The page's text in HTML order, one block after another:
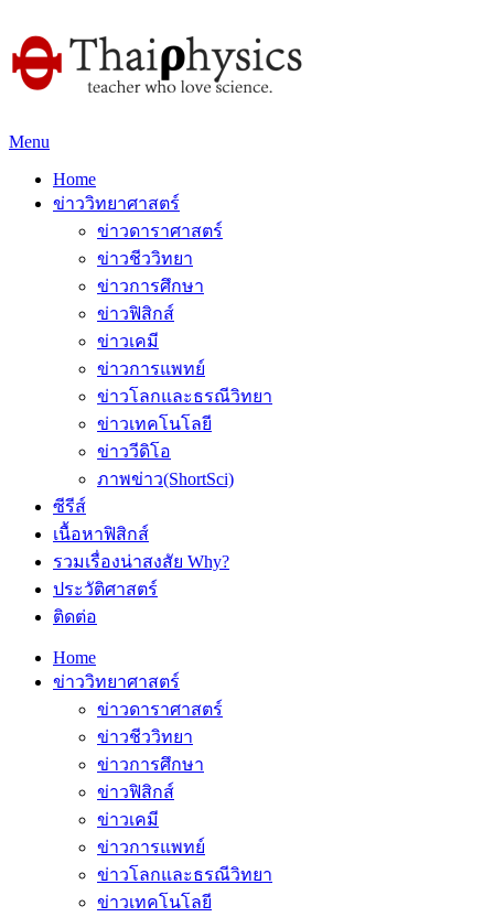
Menu
Home
ข่าววิทยาศาสตร์
ข่าวดาราศาสตร์
ข่าวชีววิทยา
ข่าวการศึกษา
ข่าวฟิสิกส์
ข่าวเคมี
ข่าวการแพทย์
ข่าวโลกและธรณีวิทยา
ข่าวเทคโนโลยี
ข่าววีดิโอ
ภาพข่าว(ShortSci)
ซีรีส์
เนื้อหาฟิสิกส์
รวมเรื่องน่าสงสัย Why?
ประวัติศาสตร์
ติดต่อ
Home
ข่าววิทยาศาสตร์
ข่าวดาราศาสตร์
ข่าวชีววิทยา
ข่าวการศึกษา
ข่าวฟิสิกส์
ข่าวเคมี
ข่าวการแพทย์
ข่าวโลกและธรณีวิทยา
ข่าวเทคโนโลยี